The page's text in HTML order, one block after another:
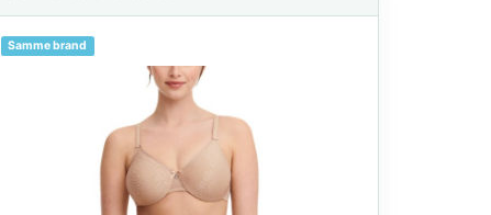
Samme brand